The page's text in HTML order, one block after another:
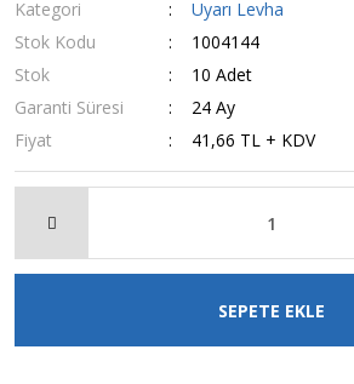
Kategori
Uyarı Levha
Stok Kodu
1004144
Stok
10 Adet
Garanti Süresi
24 Ay
Fiyat
41,66 TL + KDV
SEPETE EKLE